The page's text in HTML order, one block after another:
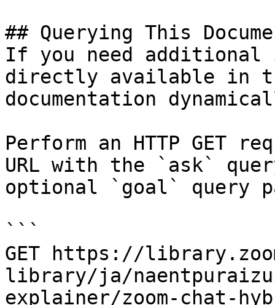
## Querying This
If you need
directly available in
documentation
Perform an HTTP GET
URL with the `ask`
optional `goal` query
```
GET https://
library/ja/
explainer/zoom-chat-